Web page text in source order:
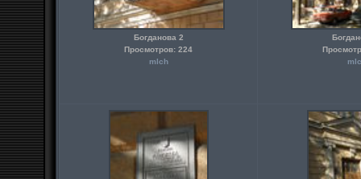
Богданова 2
Просмотров: 224
mlch